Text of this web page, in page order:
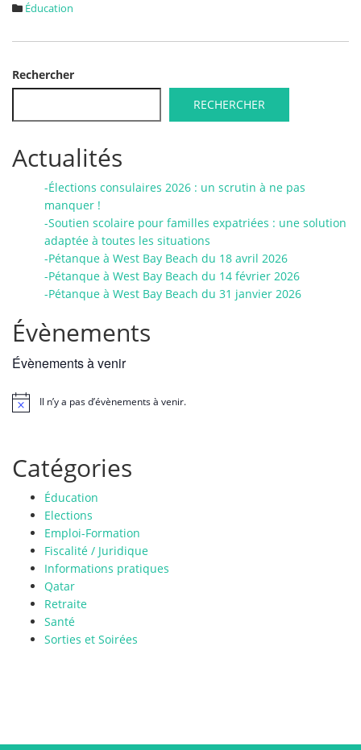
Éducation
Rechercher
RECHERCHER
Actualités
-Élections consulaires 2026 : un scrutin à ne pas
manquer !
-Soutien scolaire pour familles expatriées : une solution
adaptée à toutes les situations
-Pétanque à West Bay Beach du 18 avril 2026
-Pétanque à West Bay Beach du 14 février 2026
-Pétanque à West Bay Beach du 31 janvier 2026
Évènements
Évènements à venir
N
c
e
Il n’y a pas d’évènements à venir.
Catégories
Éducation
Elections
Emploi-Formation
Fiscalité / Juridique
Informations pratiques
Qatar
Retraite
Santé
Sorties et Soirées